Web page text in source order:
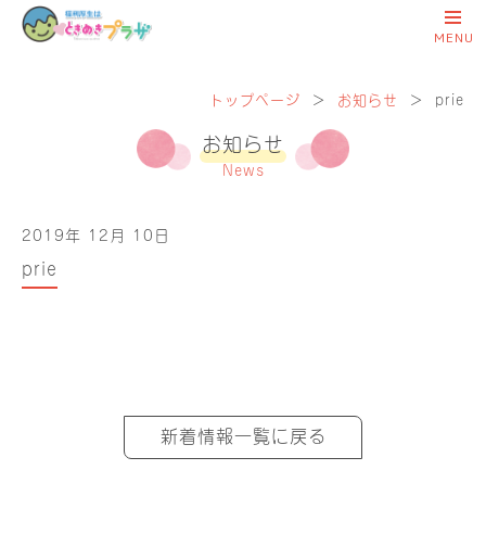
トップページ ＞ お知らせ ＞ prie
お知らせ
News
2019年 12月 10日
prie
新着情報一覧に戻る